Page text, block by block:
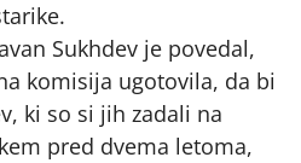
Sukhdev je povedal,
komisija ugotovila, da bi
ki so si jih zadali na
pred dvema letoma,